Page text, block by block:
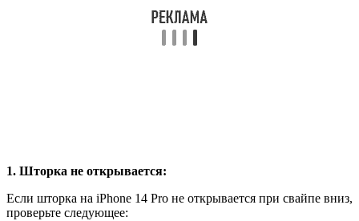
1. Шторка не открывается:
Если шторка на iPhone 14 Pro не открывается при свайпе вниз,
проверьте следующее: